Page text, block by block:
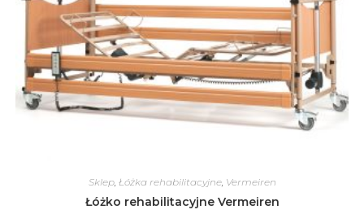
Sklep, Łóżka rehabilitacyjne, Vermeiren
Łóżko rehabilitacyjne Vermeiren